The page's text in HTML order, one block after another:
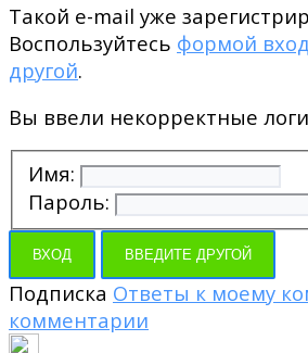
Такой e-mail уже
Воспользуйтесь формой
другой.
Вы ввели некорректные
Имя:
Пароль:
ВХОД ВВЕДИТЕ ДРУГОЙ
Подписка Ответы к моему
комментарии